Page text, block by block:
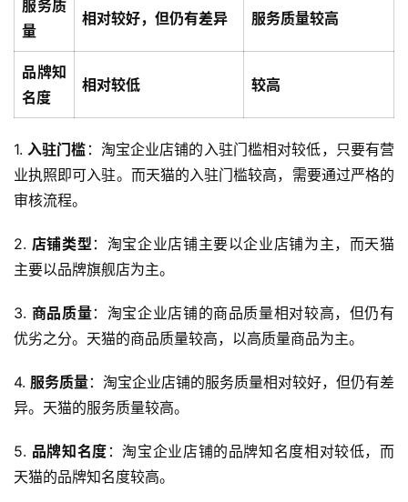
服务质
量
相对较好，但仍有差异 服务质量较高
品牌知
名度
相对较低 较高
1. 入驻门槛 ：淘宝企业店铺的入驻门槛相对较低，只要有营
业执照即可入驻。而天猫的入驻门槛较高，需要通过严格的
审核流程。
2. 店铺类型：淘宝企业店铺主要以企业店铺为主，而天猫
主要以品牌旗舰店为主。
3. 商品质量：淘宝企业店铺的商品质量相对较高，但仍有
优劣之分。天猫的商品质量较高，以高质量商品为主。
4. 服务质量：淘宝企业店铺的服务质量相对较好，但仍有差
异。天猫的服务质量较高。
5. 品牌知名度 ：淘宝企业店铺的品牌知名度相对较低，而
天猫的品牌知名度较高。